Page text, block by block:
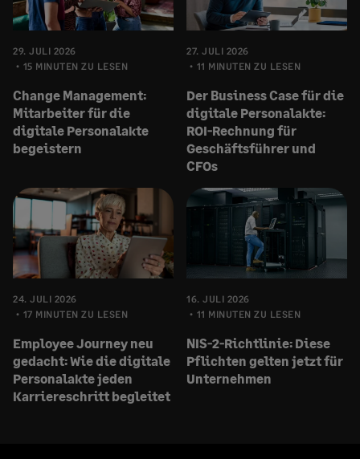
29. JULI 2026
15 MINUTEN ZU LESEN
Change Management:
Mitarbeiter für die
digitale Personalakte
begeistern
27. JULI 2026
11 MINUTEN ZU LESEN
Der Business Case für die
digitale Personalakte:
ROI-Rechnung für
Geschäftsführer und
CFOs
24. JULI 2026
17 MINUTEN ZU LESEN
Employee Journey neu
gedacht: Wie die digitale
Personalakte jeden
Karriereschritt begleitet
16. JULI 2026
11 MINUTEN ZU LESEN
NIS-2-Richtlinie: Diese
Pflichten gelten jetzt für
Unternehmen